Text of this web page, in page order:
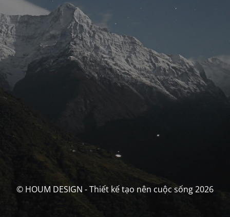
© HOUM DESIGN - Thiết kế tạo nên cuộc sống 2026